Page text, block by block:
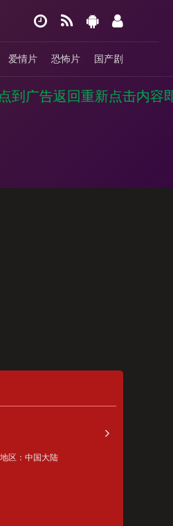
爱情片 恐怖片 国产剧
重新点击内容即可,
地区： 中国大陆